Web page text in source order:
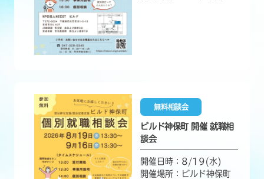
無料相談会
ビルド神保町 開催 就職相
談会
開催日時：8/19(水)
開催場所：ビルド神保町